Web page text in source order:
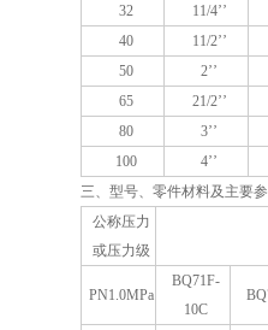
32
11/4’’
40
11/2’’
50
2’’
65
21/2’’
80
3’’
100
4’’
三、型号、零件材料及主要
公称压力
或压力级
PN1.0MPa
BQ71F-
10C